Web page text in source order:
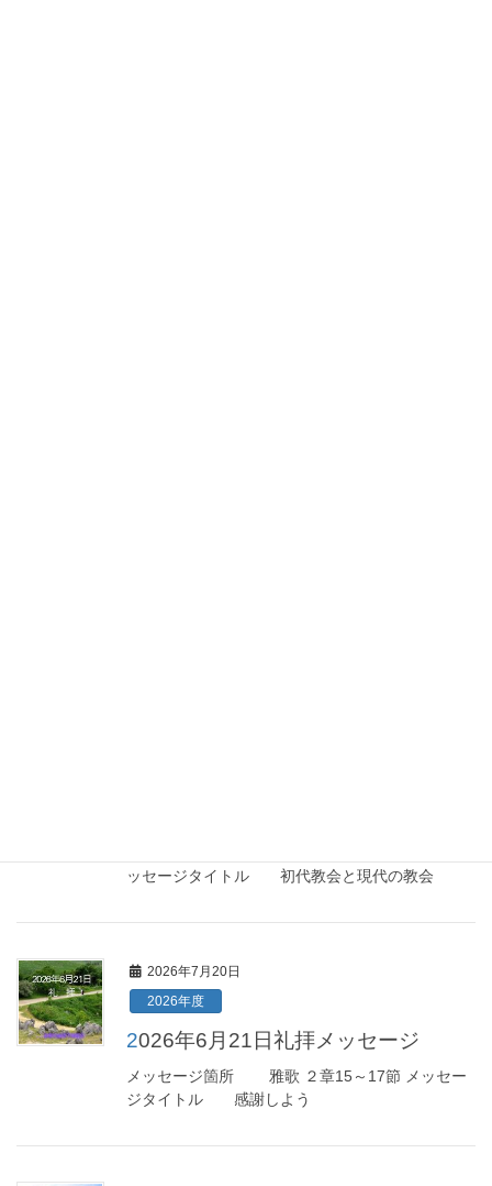
ッセージタイトル 初代教会と現代の教会
2026年7月20日
2026年度
2026年6月21日礼拝メッセージ
メッセージ箇所 雅歌 ２章15～17節 メッセー
ジタイトル 感謝しよう